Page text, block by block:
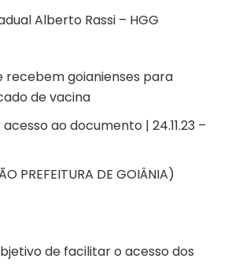
Alberto Rassi – HGG
recebem goianienses para
de vacina
ao documento | 24.11.23 –
PREFEITURA DE GOIÂNIA)
de facilitar o acesso dos